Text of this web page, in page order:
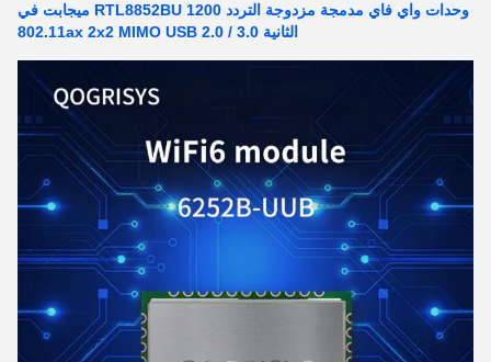
وحدات واي فاي مدمجة مزدوجة التردد RTL8852BU 1200 ميجابت في
الثانية 802.11ax 2x2 MIMO USB 2.0 / 3.0